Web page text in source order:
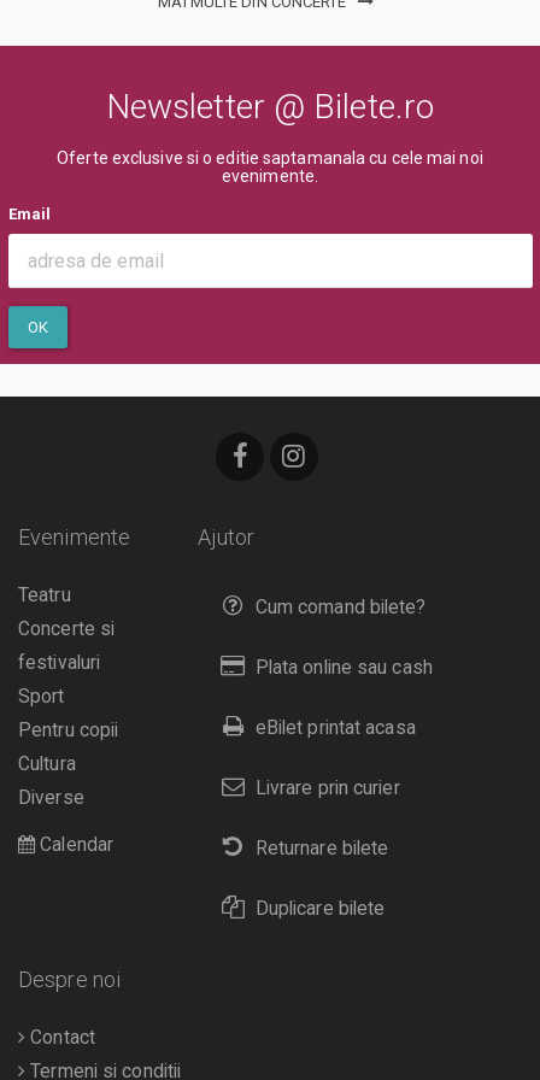
dupa inceperea spectacolului/evenimentului.
Newsletter @ Bilete.ro
Oferte exclusive si o editie saptamanala cu cele mai noi
evenimente.
Email
OK
Ajutor
Cum comand bilete?
Plata online sau cash
eBilet printat acasa
Livrare prin curier
Returnare bilete
Duplicare bilete
Evenimente
Teatru
Concerte si
festivaluri
Sport
Pentru copii
Cultura
Diverse
Calendar
Despre noi
Contact
Termeni si conditii